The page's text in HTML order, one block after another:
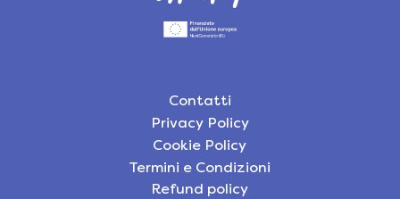
Contatti
Privacy Policy
Cookie Policy
Termini e Condizioni
Refund policy